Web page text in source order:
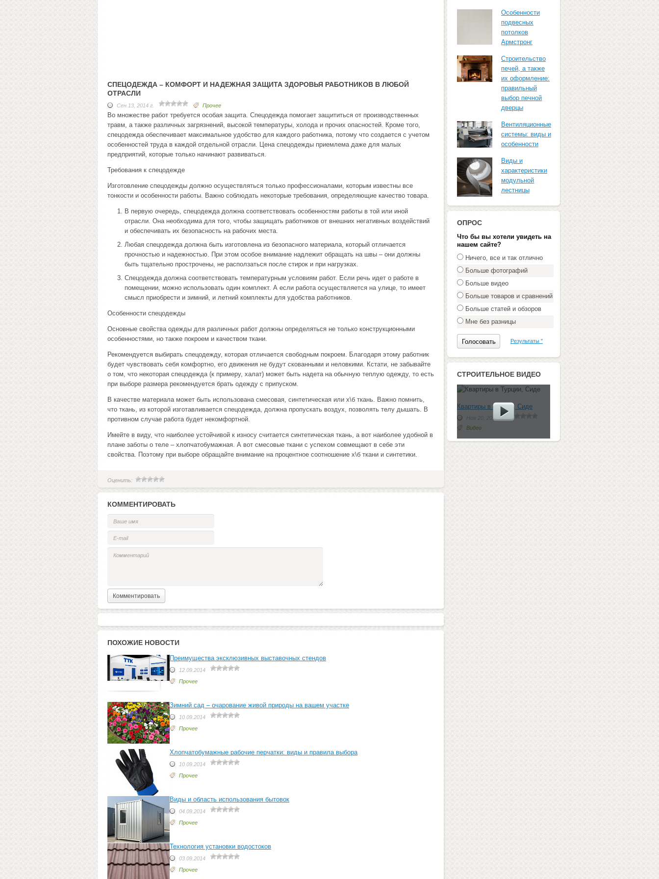
СПЕЦОДЕЖДА – КОМФОРТ И НАДЕЖНАЯ ЗАЩИТА ЗДОРОВЬЯ РАБОТНИКОВ В ЛЮБОЙ
ОТРАСЛИ
Сен 13, 2014 г. Прочее
Во множестве работ требуется особая защита. Спецодежда помогает защититься от производственных
травм, а также различных загрязнений, высокой температуры, холода и прочих опасностей. Кроме того,
спецодежда обеспечивает максимальное удобство для каждого работника, потому что создается с учетом
особенностей труда в каждой отдельной отрасли. Цена спецодежды приемлема даже для малых
предприятий, которые только начинают развиваться.
Требования к спецодежде
Изготовление спецодежды должно осуществляться только профессионалами, которым известны все
тонкости и особенности работы. Важно соблюдать некоторые требования, определяющие качество товара.
В первую очередь, спецодежда должна соответствовать особенностям работы в той или иной
отрасли. Она необходима для того, чтобы защищать работников от внешних негативных воздействий
и обеспечивать их безопасность на рабочих места.
Любая спецодежда должна быть изготовлена из безопасного материала, который отличается
прочностью и надежностью. При этом особое внимание надлежит обращать на швы – они должны
быть тщательно прострочены, не расползаться после стирок и при нагрузках.
Спецодежда должна соответствовать температурным условиям работ. Если речь идет о работе в
помещении, можно использовать один комплект. А если работа осуществляется на улице, то имеет
смысл приобрести и зимний, и летний комплекты для удобства работников.
Особенности спецодежды
Основные свойства одежды для различных работ должны определяться не только конструкционными
особенностями, но также покроем и качеством ткани.
Рекомендуется выбирать спецодежду, которая отличается свободным покроем. Благодаря этому работник
будет чувствовать себя комфортно, его движения не будут скованными и неловкими. Кстати, не забывайте
о том, что некоторая спецодежда (к примеру, халат) может быть надета на обычную теплую одежду, то есть
при выборе размера рекомендуется брать одежду с припуском.
В качестве материала может быть использована смесовая, синтетическая или х\б ткань. Важно помнить,
что ткань, из которой изготавливается спецодежда, должна пропускать воздух, позволять телу дышать. В
противном случае работа будет некомфортной.
Имейте в виду, что наиболее устойчивой к износу считается синтетическая ткань, а вот наиболее удобной в
плане заботы о теле – хлопчатобумажная. А вот смесовые ткани с успехом совмещают в себе эти
свойства. Поэтому при выборе обращайте внимание на процентное соотношение х\б ткани и синтетики.
Оценить:
КОММЕНТИРОВАТЬ
ПОХОЖИЕ НОВОСТИ
Преимущества эксклюзивных выставочных стендов
12.09.2014
Прочее
Зимний сад – очарование живой природы на вашем участке
10.09.2014
Прочее
Хлопчатобумажные рабочие перчатки: виды и правила выбора
10.09.2014
Прочее
Виды и область использования бытовок
04.09.2014
Прочее
Технология установки водостоков
03.09.2014
Прочее
Особенности
подвесных
потолков
Армстронг
Строительство
печей, а также
их оформление:
правильный
выбор печной
дверцы
Вентиляционные
системы: виды и
особенности
Виды и
характеристики
модульной
лестницы
ОПРОС
Что бы вы хотели увидеть на
нашем сайте?
Ничего, все и так отлично
Больше фотографий
Больше видео
Больше товаров и сравнений
Больше статей и обзоров
Мне без разницы
Результаты "
СТРОИТЕЛЬНОЕ ВИДЕО
Квартиры в Турции, Сиде
Ноя 20, 2012 г.
Видео